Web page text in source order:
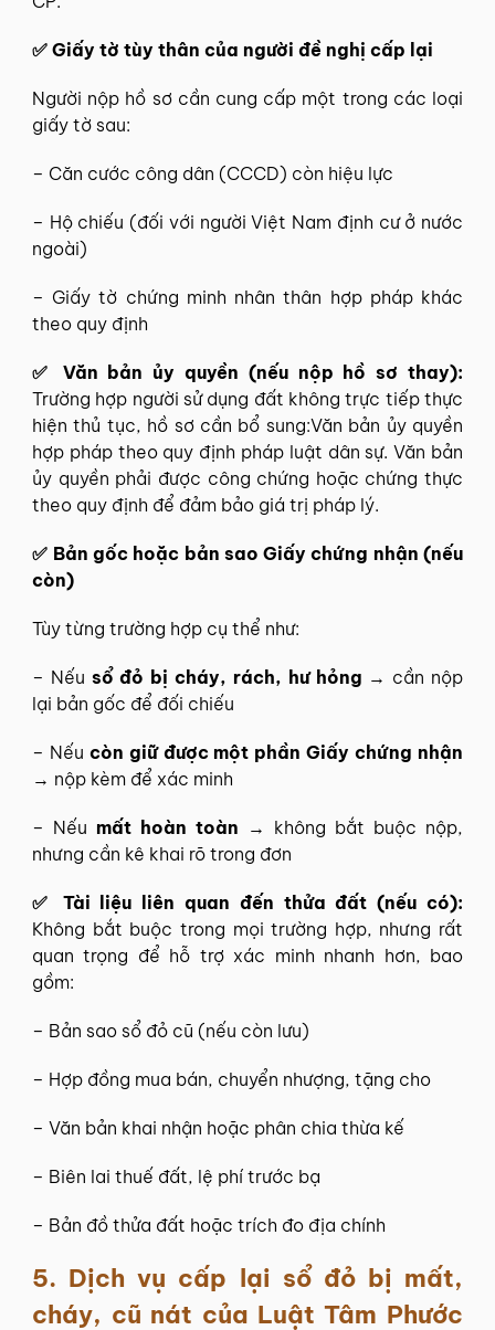
✅ Giấy tờ tùy thân của người đề nghị cấp lại
Người nộp hồ sơ cần cung cấp một trong các loại
giấy tờ sau:
– Căn cước công dân (CCCD) còn hiệu lực
– Hộ chiếu (đối với người Việt Nam định cư ở nước
ngoài)
– Giấy tờ chứng minh nhân thân hợp pháp khác
theo quy định
✅ Văn bản ủy quyền (nếu nộp hồ sơ thay):
Trường hợp người sử dụng đất không trực tiếp thực
hiện thủ tục, hồ sơ cần bổ sung:Văn bản ủy quyền
hợp pháp theo quy định pháp luật dân sự. Văn bản
ủy quyền phải được công chứng hoặc chứng thực
theo quy định để đảm bảo giá trị pháp lý.
✅ Bản gốc hoặc bản sao Giấy chứng nhận (nếu
còn)
Tùy từng trường hợp cụ thể như:
– Nếu sổ đỏ bị cháy, rách, hư hỏng → cần nộp
lại bản gốc để đối chiếu
– Nếu còn giữ được một phần Giấy chứng nhận
→ nộp kèm để xác minh
– Nếu mất hoàn toàn → không bắt buộc nộp,
nhưng cần kê khai rõ trong đơn
✅ Tài liệu liên quan đến thửa đất (nếu có):
Không bắt buộc trong mọi trường hợp, nhưng rất
quan trọng để hỗ trợ xác minh nhanh hơn, bao
gồm:
– Bản sao sổ đỏ cũ (nếu còn lưu)
– Hợp đồng mua bán, chuyển nhượng, tặng cho
– Văn bản khai nhận hoặc phân chia thừa kế
– Biên lai thuế đất, lệ phí trước bạ
– Bản đồ thửa đất hoặc trích đo địa chính
5. Dịch vụ cấp lại sổ đỏ bị mất,
cháy, cũ nát của Luật Tâm Phước